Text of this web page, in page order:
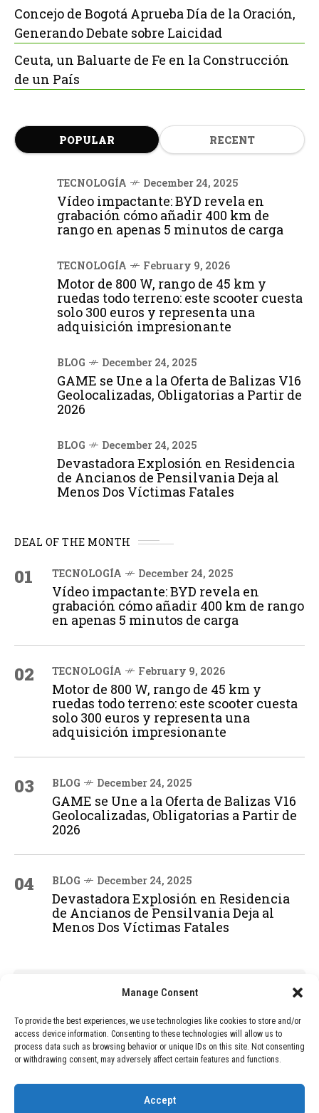
Manage Consent
To provide the best experiences, we use technologies like cookies to store and/or
access device information. Consenting to these technologies will allow us to
process data such as browsing behavior or unique IDs on this site. Not consenting
or withdrawing consent, may adversely affect certain features and functions.
Accept
Concejo de Bogotá Aprueba Día de la Oración,
Generando Debate sobre Laicidad
Ceuta, un Baluarte de Fe en la Construcción
de un País
POPULAR RECENT
TECNOLOGÍA December 24, 2025
Vídeo impactante: BYD revela en
grabación cómo añadir 400 km de
rango en apenas 5 minutos de carga
TECNOLOGÍA February 9, 2026
Motor de 800 W, rango de 45 km y
ruedas todo terreno: este scooter cuesta
solo 300 euros y representa una
adquisición impresionante
BLOG December 24, 2025
GAME se Une a la Oferta de Balizas V16
Geolocalizadas, Obligatorias a Partir de
2026
BLOG December 24, 2025
Devastadora Explosión en Residencia
de Ancianos de Pensilvania Deja al
Menos Dos Víctimas Fatales
DEAL OF THE MONTH
01 TECNOLOGÍA December 24, 2025
Vídeo impactante: BYD revela en
grabación cómo añadir 400 km de rango
en apenas 5 minutos de carga
02 TECNOLOGÍA February 9, 2026
Motor de 800 W, rango de 45 km y
ruedas todo terreno: este scooter cuesta
solo 300 euros y representa una
adquisición impresionante
03 BLOG December 24, 2025
GAME se Une a la Oferta de Balizas V16
Geolocalizadas, Obligatorias a Partir de
2026
04 BLOG December 24, 2025
Devastadora Explosión en Residencia
de Ancianos de Pensilvania Deja al
Menos Dos Víctimas Fatales